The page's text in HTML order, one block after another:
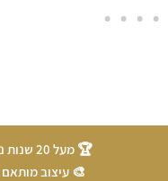
🏆 מעל 20 שנות ניסיון
🎨 עיצוב